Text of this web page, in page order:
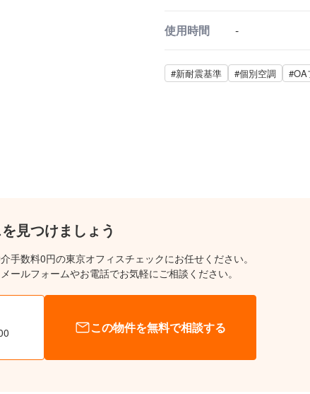
使用時間 -
#新耐震基準 #個別空調 #OA
見つけましょう
手数料0円の東京オフィスチェックにお任せください。
ールフォームやお電話でお気軽にご相談ください。
この物件を無料で相談する